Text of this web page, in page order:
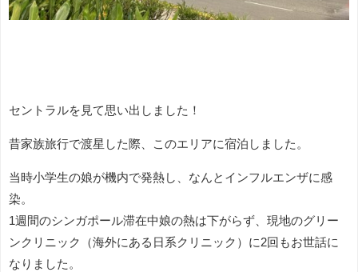
セントラルを見て思い出しました！
昔家族旅行で渡星した際、このエリアに宿泊しました。
当時小学生の娘が機内で発熱し、なんとインフルエンザに感
染。
1週間のシンガポール滞在中娘の熱は下がらず、現地のグリー
ンクリニック（海外にある日系クリニック）に2回もお世話に
なりました。